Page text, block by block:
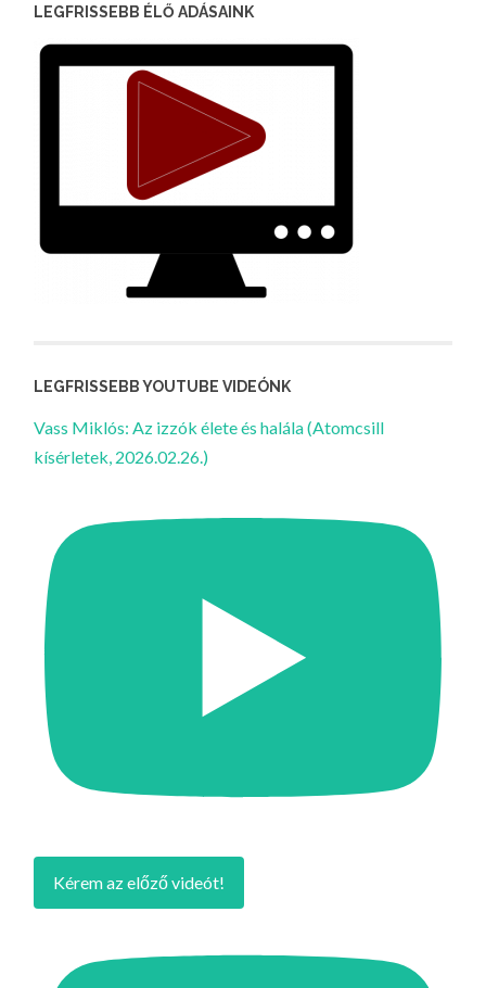
LEGFRISSEBB ÉLŐ ADÁSAINK
LEGFRISSEBB YOUTUBE VIDEÓNK
Vass Miklós: Az izzók élete és halála (Atomcsill
kísérletek, 2026.02.26.)
Kérem az előző videót!